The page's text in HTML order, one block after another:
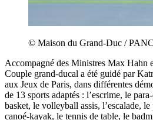
© Maison du Grand-Duc /
Accompagné des Ministres Max Hahn
Couple grand-ducal a été guidé par
aux Jeux de Paris, dans différentes
de 13 sports adaptés : l’escrime, le
basket, le volleyball assis, l’escalade,
canoé-kayak, le tennis de table, le